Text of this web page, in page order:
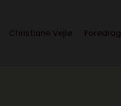
Christiane Vejlø Foredrag